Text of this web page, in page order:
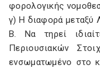
φορολογικής
γ) H διαφορά μεταξύ
B. Nα τηρεί
Περιουσιακών
ενσωματωμένο στο